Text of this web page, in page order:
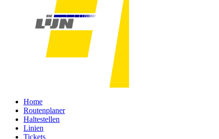
Home
Routenplaner
Haltestellen
Linien
Tickets